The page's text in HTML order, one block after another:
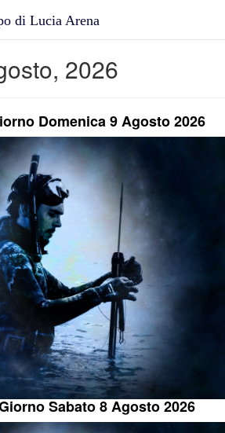
di Lucia Arena
2026
Domenica 9 Agosto 2026
Sabato 8 Agosto 2026